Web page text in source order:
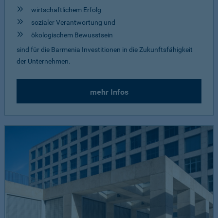
wirtschaftlichem Erfolg
sozialer Verantwortung und
ökologischem Bewusstsein
sind für die Barmenia Investitionen in die Zukunftsfähigkeit
der Unternehmen.
mehr Infos